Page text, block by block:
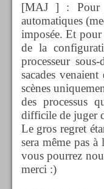
[MAJ ] : Pour
automatiques
imposée. Et
de la
processeur
sacades
scènes
des processus
difficile de juger
Le gros regret
sera même pas
vous pourrez
merci :)